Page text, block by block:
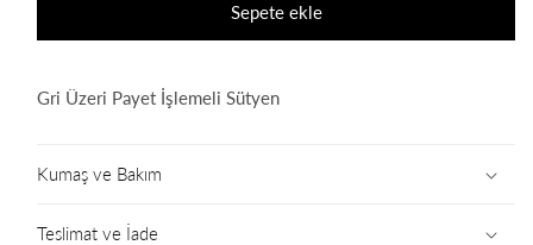
azaltın
artırın
Sepete ekle
Gri Üzeri Payet İşlemeli Sütyen
Kumaş ve Bakım
Teslimat ve İade